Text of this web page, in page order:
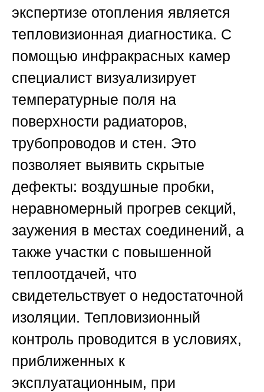
экспертизе отопления является
тепловизионная диагностика. С
помощью инфракрасных камер
специалист визуализирует
температурные поля на
поверхности радиаторов,
трубопроводов и стен. Это
позволяет выявить скрытые
дефекты: воздушные пробки,
неравномерный прогрев секций,
заужения в местах соединений, а
также участки с повышенной
теплоотдачей, что
свидетельствует о недостаточной
изоляции. Тепловизионный
контроль проводится в условиях,
приближенных к
эксплуатационным, при